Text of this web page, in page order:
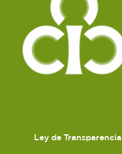
Ley de Transparencia